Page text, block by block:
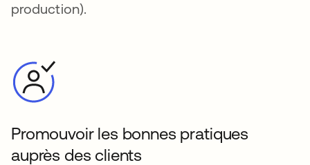
production).
Promouvoir les bonnes pratiques
auprès des clients